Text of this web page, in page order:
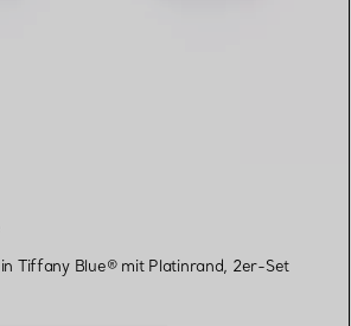
Tiffany Blue® mit Platinrand, 2er-Set